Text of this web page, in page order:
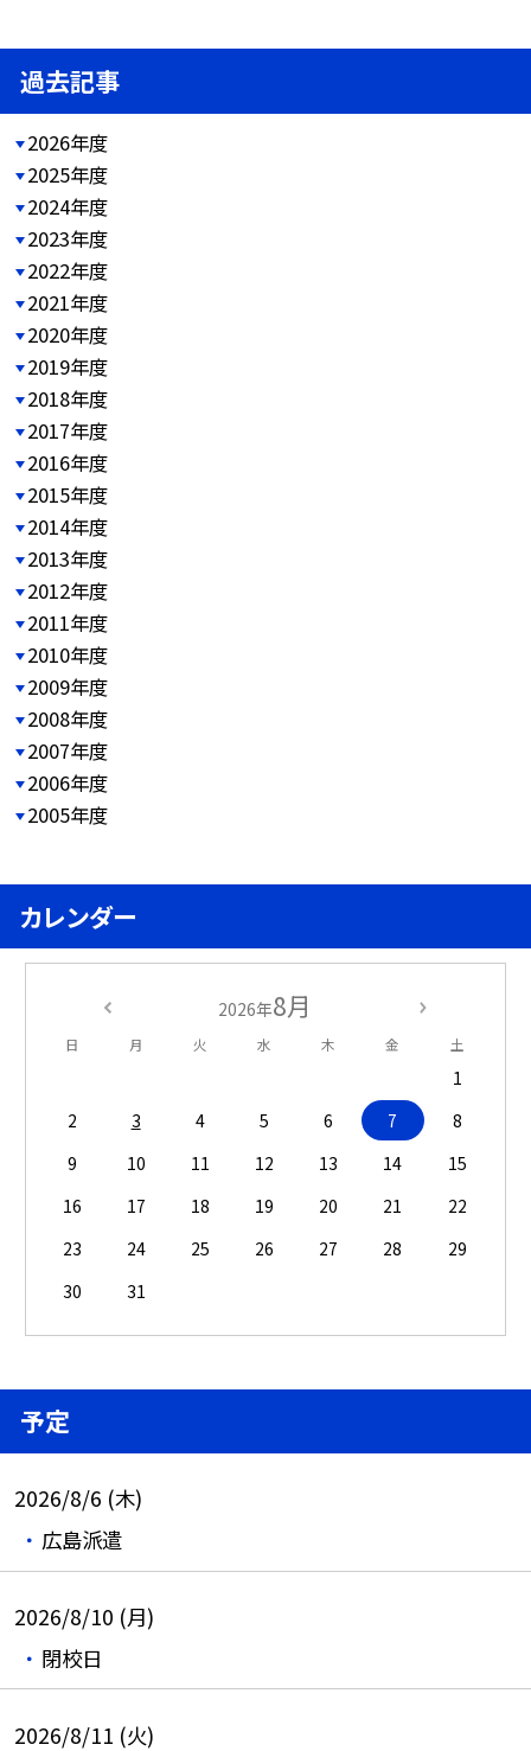
過去記事
2026年度
2025年度
2024年度
2023年度
2022年度
2021年度
2020年度
2019年度
2018年度
2017年度
2016年度
2015年度
2014年度
2013年度
2012年度
2011年度
2010年度
2009年度
2008年度
2007年度
2006年度
2005年度
カレンダー
2026年8月
日 月 火 水 木 金 土
1
2
3 4 5 6 7
8
9
10 11 12 13 14
15
16
17 18 19 20 21
22
23
24 25 26 27 28
29
30
31
予定
2026/8/6 (木)
広島派遣
2026/8/10 (月)
閉校日
2026/8/11 (火)